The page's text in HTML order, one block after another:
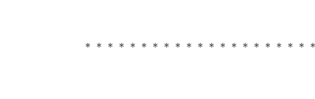
＊＊＊＊＊＊＊＊＊＊＊＊＊＊＊＊＊＊＊＊